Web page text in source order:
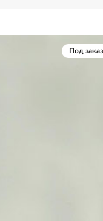
Под заказ